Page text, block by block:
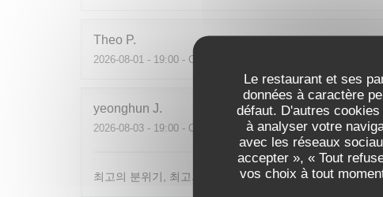
Le restaurant et ses
données à caractère
défaut. D'autres
à analyser votre
avec les réseaux
accepter », « Tout
vos choix à tout
Theo P
2026-08-01 - 19:00 - Couverts 2
yeonghun J
2026-08-03 - 19:00 - Couverts 4
최고의 분위기, 최고의 맛, 프랑스어가 서툴지만 서버가 친